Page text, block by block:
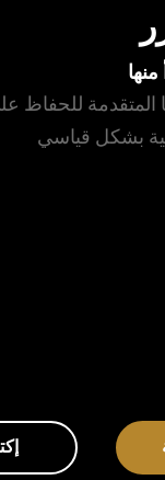
المتقدمة
بشكل قياسي